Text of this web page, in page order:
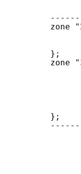
zone
};
zone
};